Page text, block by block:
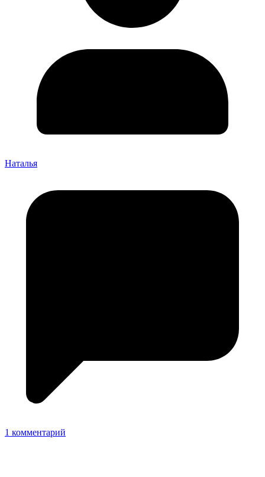
Наталья
1 комментарий